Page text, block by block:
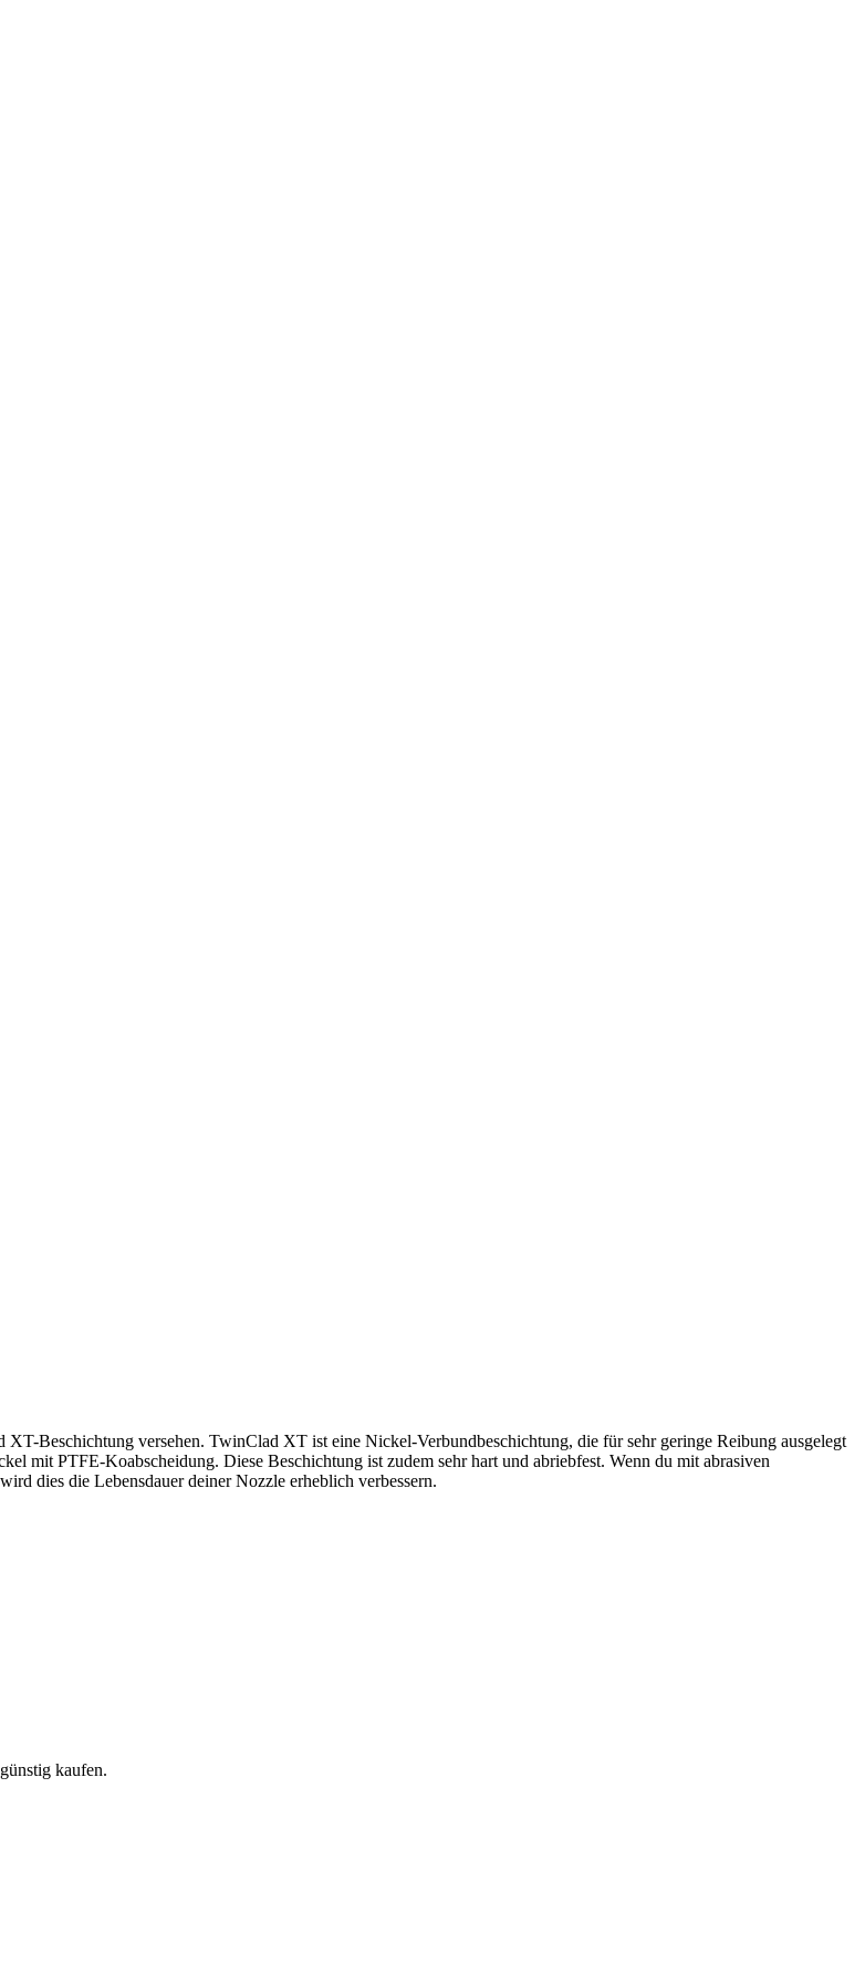
Beschichtung versehen. TwinClad XT ist eine Nickel-Verbundbeschichtung, die für sehr geringe Reibung ausgelegt
mit PTFE-Koabscheidung. Diese Beschichtung ist zudem sehr hart und abriebfest. Wenn du mit abrasiven
dies die Lebensdauer deiner Nozzle erheblich verbessern.
kaufen.